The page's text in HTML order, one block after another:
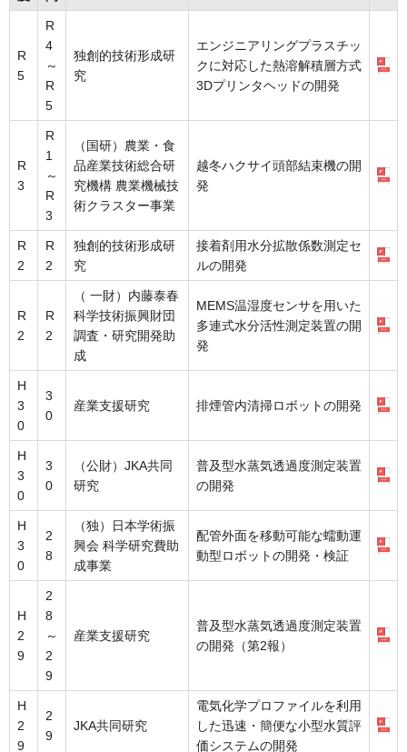
R
5
R
4
～
R
5
独創的技術形成研
究
エンジニアリングプラスチッ
クに対応した熱溶解積層方式
3Dプリンタヘッドの開発
R
3
R
1
～
R
3
（国研）農業・食
品産業技術総合研
究機構 農業機械技
術クラスター事業
越冬ハクサイ頭部結束機の開
発
R
2
R
2
独創的技術形成研
究
接着剤用水分拡散係数測定セ
ルの開発
R
2
R
2
（ 一財）内藤泰春
科学技術振興財団
調査・研究開発助
成
MEMS温湿度センサを用いた
多連式水分活性測定装置の開
発
H
3
0
3
0
産業支援研究 排煙管内清掃ロボットの開発
H
3
0
3
0
（公財）JKA共同
研究
普及型水蒸気透過度測定装置
の開発
H
3
0
2
8
（独）日本学術振
興会 科学研究費助
成事業
配管外面を移動可能な蠕動運
動型ロボットの開発・検証
H
2
9
2
8
～
2
9
産業支援研究
普及型水蒸気透過度測定装置
の開発（第2報）
H
2
9
2
9
JKA共同研究
電気化学プロファイルを利用
した迅速・簡便な小型水質評
価システムの開発